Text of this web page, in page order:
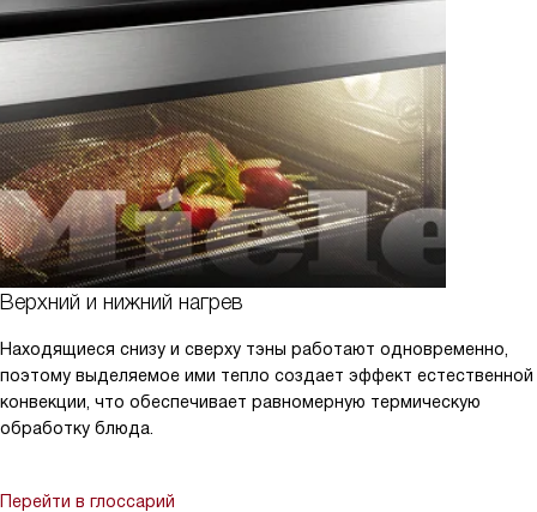
Верхний и нижний нагрев
Находящиеся снизу и сверху тэны работают одновременно,
поэтому выделяемое ими тепло создает эффект естественной
конвекции, что обеспечивает равномерную термическую
обработку блюда.
Перейти в глоссарий